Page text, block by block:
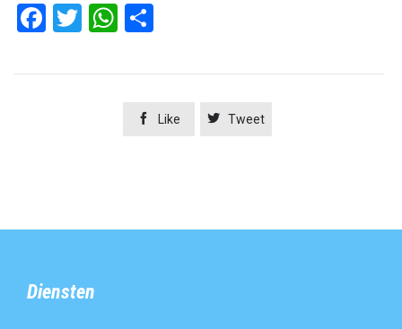
Facebook
TwitterWhatsApp
 Like  Tweet
Diensten